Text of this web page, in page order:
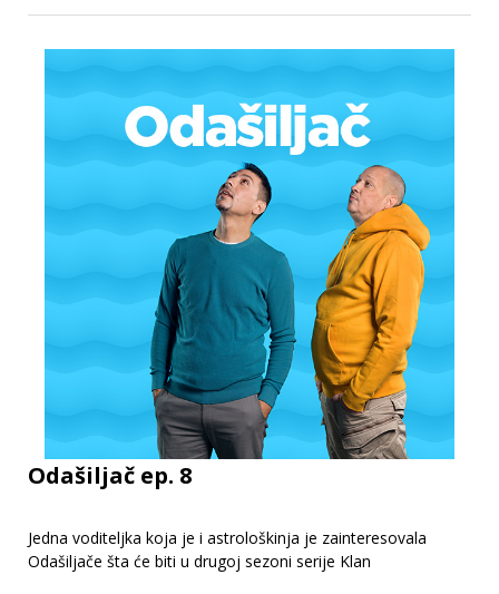
Odašiljač ep. 8
Jedna voditeljka koja je i astrološkinja je zainteresovala
Odašiljače šta će biti u drugoj sezoni serije Klan